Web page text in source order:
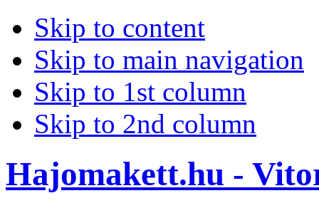
Skip to content
Skip to main navigation
Skip to 1st column
Skip to 2nd column
Hajomakett.hu -